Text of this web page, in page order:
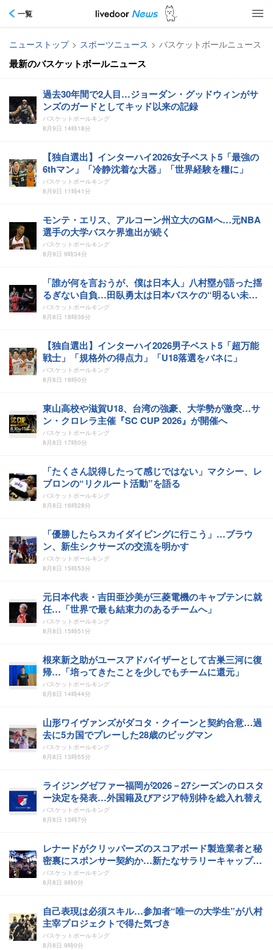
一覧
ニューストップ > スポーツニュース > バスケットボールニュース
最新のバスケットボールニュース
過去30年間で2人目…ジョーダン・グッドウィンがサ
ンズのガードとしてキッド以来の記録
バスケットボールキング
8月9日 14時18分
【独自選出】インターハイ2026女子ベスト5「最強の
6thマン」「冷静沈着な大器」「世界経験を糧に」
バスケットボールキング
8月9日 11時41分
モンテ・エリス、アルコーン州立大のGMへ…元NBA
選手の大学バスケ界進出が続く
バスケットボールキング
8月9日 9時34分
「誰が何を言おうが、僕は日本人」八村塁が語った揺
るぎない自負…田臥勇太は日本バスケの“明るい未
来”を確信
バスケットボールキング
8月8日 18時36分
【独自選出】インターハイ2026男子ベスト5「超万能
戦士」「規格外の得点力」「U18落選をバネに」
バスケットボールキング
8月8日 18時0分
東山高校や滋賀U18、台湾の強豪、大学勢が激突…サ
ン・クロレラ主催『SC CUP 2026』が開催へ
バスケットボールキング
8月8日 17時0分
「たくさん説得したって感じではない」マクシー、レ
ブロンの“リクルート活動”を語る
バスケットボールキング
8月8日 16時28分
「優勝したらスカイダイビングに行こう」…ブラウ
ン、新生シクサーズの交流を明かす
バスケットボールキング
8月8日 15時53分
元日本代表・吉田亜沙美が三菱電機のキャプテンに就
任…「世界で最も結束力のあるチームへ」
バスケットボールキング
8月8日 15時51分
根來新之助がユースアドバイザーとして古巣三河に復
帰…「培ってきたことを少しでもチームに還元」
バスケットボールキング
8月8日 14時44分
山形ワイヴァンズがダコタ・クイーンと契約合意…過
去に5カ国でプレーした28歳のビッグマン
バスケットボールキング
8月8日 13時55分
ライジングゼファー福岡が2026－27シーズンのロスタ
ー決定を発表…外国籍及びアジア特別枠を総入れ替え
バスケットボールキング
8月8日 13時7分
レナードがクリッパーズのスコアボード製造業者と秘
密裏にスポンサー契約か‬…新たなサラリーキャップ迂
回説
バスケットボールキング
8月8日 9時0分
自己表現は必須スキル…参加者“唯一の大学生”が八村
主宰プロジェクトで得た気づき
バスケットボールキング
8月8日 9時0分